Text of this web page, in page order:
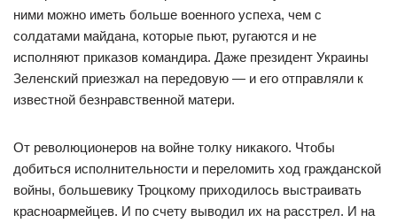
ними можно иметь больше военного успеха, чем с
солдатами майдана, которые пьют, ругаются и не
исполняют приказов командира. Даже президент Украины
Зеленский приезжал на передовую — и его отправляли к
известной безнравственной матери.
От революционеров на войне толку никакого. Чтобы
добиться исполнительности и переломить ход гражданской
войны, большевику Троцкому приходилось выстраивать
красноармейцев. И по счету выводил их на расстрел. И на